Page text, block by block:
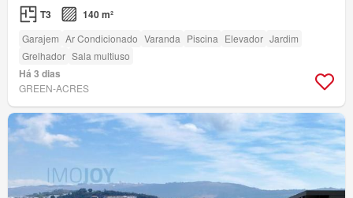
T3 140 m²
Garajem Ar Condicionado Varanda Piscina Elevador Jardim
Grelhador Sala multiuso
Há 3 dias
GREEN-ACRES